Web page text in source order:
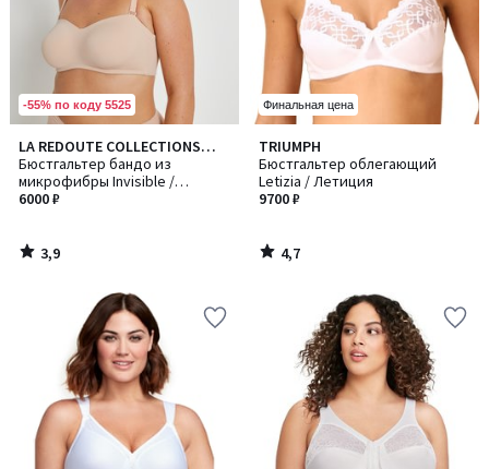
-55% по коду 5525
LA REDOUTE COLLECTIONS
PLUS
Бюстгальтер бандо из
микрофибры Invisible /
Инвизибл
6000 ₽
3,9
/ 5
3,9
/
Финальная цена
TRIUMPH
Бюстгальтер облегающий
Letizia / Летиция
9700 ₽
4,7
/ 5
4,7
/